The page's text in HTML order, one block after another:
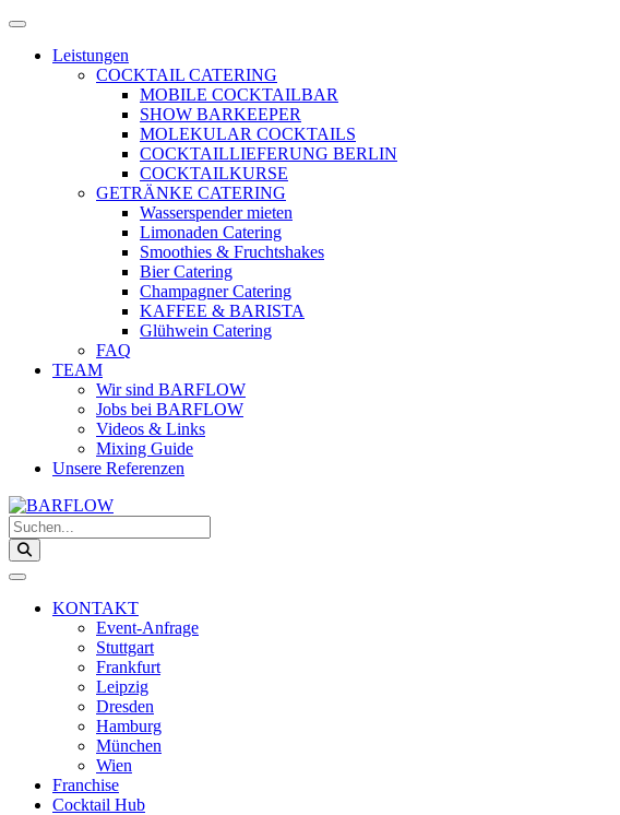
Zum
springen
Menü
öffnenLeistungen
COCKTAIL CATERING
MOBILE COCKTAILBAR
SHOW BARKEEPER
MOLEKULAR COCKTAILS
COCKTAILLIEFERUNG BERLIN
COCKTAILKURSE
GETRÄNKE CATERING
Wasserspender mieten
Limonaden Catering
Smoothies & Fruchtshakes
Bier Catering
Champagner Catering
KAFFEE & BARISTA
Glühwein Catering
FAQ
TEAM
Wir sind BARFLOW
Jobs bei BARFLOW
Videos & Links
Mixing Guide
Unsere Referenzen
Suchen...
KONTAKT
Event-Anfrage
Stuttgart
Frankfurt
Leipzig
Dresden
Hamburg
München
Wien
Franchise
Cocktail Hub